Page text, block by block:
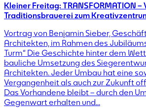
Kleiner Freitag: TRANSFORMATION –
Traditionsbrauerei zum
Vortrag von Benjamin Sieber,
Architekten, im Rahmen des
Turm“ Die Geschichte hinter dem
bauliche Umsetzung des
Architekten. Jeder Umbau hat eine
Vergangenheit als auch zur Zukunft
Das Vorhandene bleibt – durch den
Gegenwart erhalten und…